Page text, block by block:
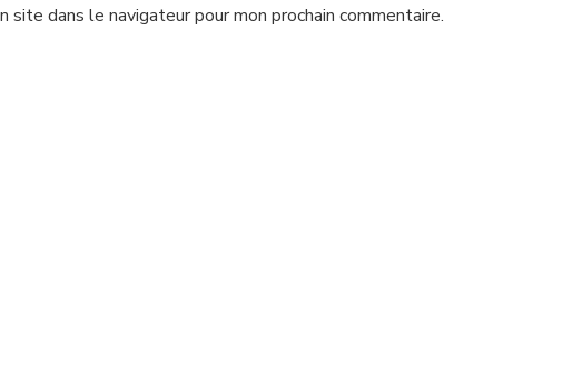
dans le navigateur pour mon prochain commentaire.